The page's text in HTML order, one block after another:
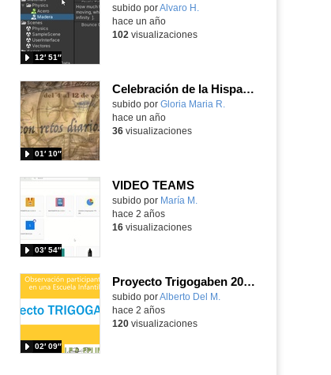
Contenido educativo.
subido porAlvaro H.
12′ 51″
hace un año
102 visualizaciones
Celebración de la Hispanidad en IES Manuel de Falla (Móstoles)
Contenido educativo.
subido por Gloria Maria R.
01′ 10″
hace un año
36visualizaciones
VIDEO TEAMS
Contenido educativo.
subido por María M.
03′ 54″
hace 2 años
16visualizaciones
Proyecto Trigogaben 2024: observación participante en una Escuela Infantil
Contenido educativo.
subido porAlberto Del M.
02′ 09″
hace 2 años
120visualizaciones